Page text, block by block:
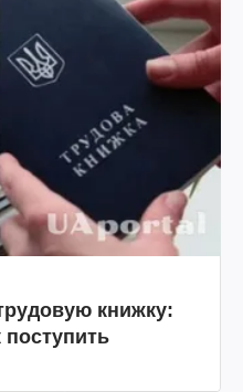
книжку: